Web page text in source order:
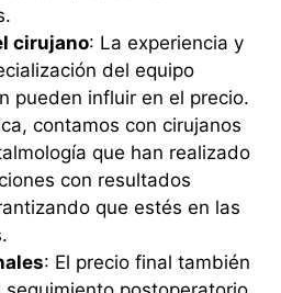
cirujano: La experiencia y
del equipo
pueden influir en el precio.
contamos con cirujanos
que han realizado
con resultados
que estés en las
: El precio final también